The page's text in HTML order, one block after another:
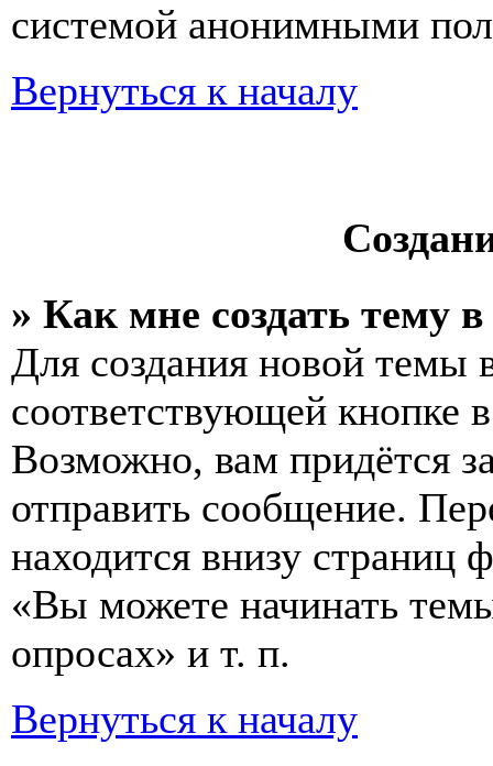
системой анонимными
Вернуться к началу
» Как мне создать тему
Для создания новой темы
соответствующей кнопке
Возможно, вам придётся
отправить сообщение.
находится внизу
«Вы можете начинать
опросах» и т. п.
Вернуться к началу